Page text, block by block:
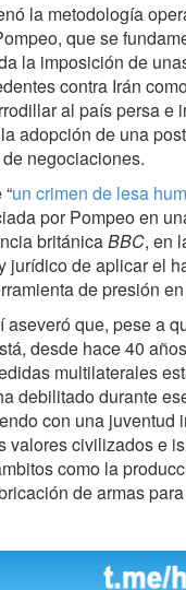
la metodología
que se
la imposición de
contra Irán
al país persa e
adopción de una
negociaciones.
un crimen de lesa
por Pompeo en
británicaBBC, en
jurídico de aplicar el
de presión
aseveró que, pese a
desde hace 40
multilaterales
debilitado durante
con una juventud
valores civilizados e
como la
de armas